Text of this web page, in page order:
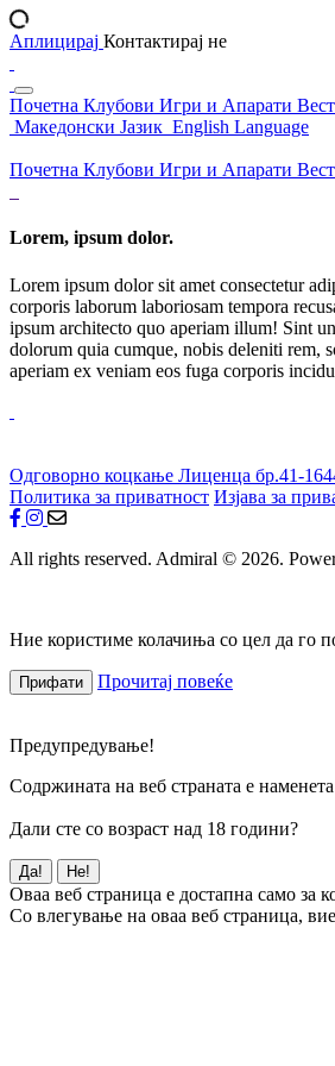
Аплицирај Контактирај не
Почетна Клубови Игри и Апарати
Македонски Јазик English Language
Почетна Клубови Игри и Апарати
Lorem, ipsum dolor.
Lorem ipsum dolor sit amet consectetur
corporis laborum laboriosam tempora
ipsum architecto quo aperiam illum! Sint
dolorum quia cumque, nobis deleniti rem,
aperiam ex veniam eos fuga corporis
Одговорно коцкање Лиценца бр.41-
Политика за приватност Изјава за
All rights reserved. Admiral © 2026.
Ние користиме колачиња со цел да го
Прифати Прочитај повеќе
Предупредување!
Содржината на веб страната е
Дали сте со возраст над 18 години?
Да! Не!
Оваа веб страница е достапна само за
Со влегување на оваа веб страница,